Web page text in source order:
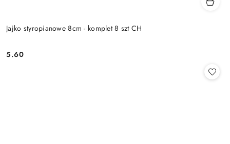
Jajko styropianowe 8cm - komplet 8 szt CH
Cena:
5.60